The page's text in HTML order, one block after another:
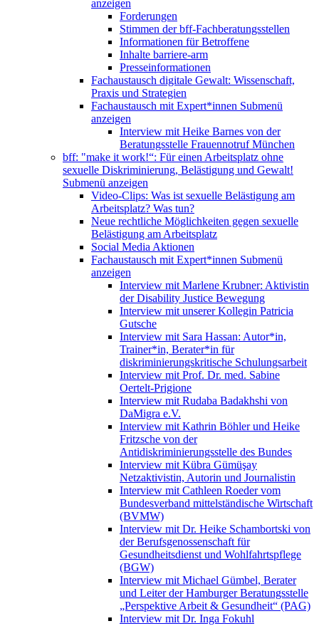
anzeigen
Forderungen
Stimmen der bff-Fachberatungsstellen
Informationen für Betroffene
Inhalte barriere-arm
Presseinformationen
Fachaustausch digitale Gewalt: Wissenschaft,
Praxis und Strategien
Fachaustausch mit Expert*innen Submenü
anzeigen
Interview mit Heike Barnes von der
Beratungsstelle Frauennotruf München
bff: "make it work!“: Für einen Arbeitsplatz ohne
sexuelle Diskriminierung, Belästigung und Gewalt!
Submenü anzeigen
Video-Clips: Was ist sexuelle Belästigung am
Arbeitsplatz? Was tun?
Neue rechtliche Möglichkeiten gegen sexuelle
Belästigung am Arbeitsplatz
Social Media Aktionen
Fachaustausch mit Expert*innen Submenü
anzeigen
Interview mit Marlene Krubner: Aktivistin
der Disability Justice Bewegung
Interview mit unserer Kollegin Patricia
Gutsche
Interview mit Sara Hassan: Autor*in,
Trainer*in, Berater*in für
diskriminierungskritische Schulungsarbeit
Interview mit Prof. Dr. med. Sabine
Oertelt-Prigione
Interview mit Rudaba Badakhshi von
DaMigra e.V.
Interview mit Kathrin Böhler und Heike
Fritzsche von der
Antidiskriminierungsstelle des Bundes
Interview mit Kübra Gümüşay
Netzaktivistin, Autorin und Journalistin
Interview mit Cathleen Roeder vom
Bundesverband mittelständische Wirtschaft
(BVMW)
Interview mit Dr. Heike Schambortski von
der Berufsgenossenschaft für
Gesundheitsdienst und Wohlfahrtspflege
(BGW)
Interview mit Michael Gümbel, Berater
und Leiter der Hamburger Beratungsstelle
„Perspektive Arbeit & Gesundheit“ (PAG)
Interview mit Dr. Inga Fokuhl